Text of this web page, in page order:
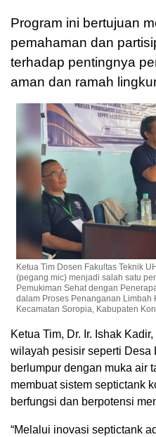
Program ini bertujuan
pemahaman dan
terhadap pentingnya
aman dan ramah
Ketua Tim Dosen Fakultas Teknik
(pegang mic) menjadi salah satu
Pemukiman Sehat dengan
dalam Proses Penanganan Limbah
Kecamatan Soropia, Kabupaten
Ketua Tim, Dr. Ir. Ishak
wilayah pesisir seperti Desa
berlumpur dengan muka air
membuat sistem septictank
berfungsi dan berpotensi
“Melalui inovasi septictank